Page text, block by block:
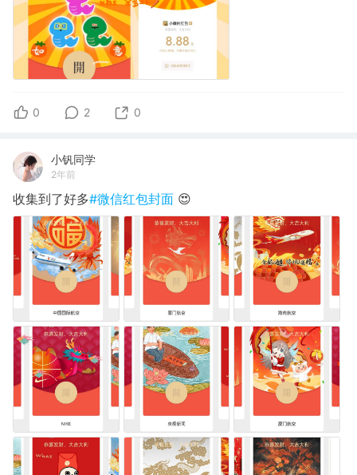
0 2 0
小钒同学
2年前
收集到了好多#微信红包封面 😍